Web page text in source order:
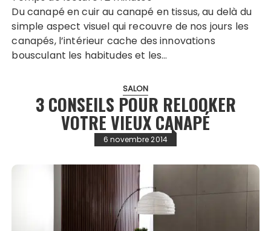
Du canapé en cuir au canapé en tissus, au delà du
simple aspect visuel qui recouvre de nos jours les
canapés, l’intérieur cache des innovations
bousculant les habitudes et les…
SALON
3 CONSEILS POUR RELOOKER
VOTRE VIEUX CANAPÉ
6 novembre 2014